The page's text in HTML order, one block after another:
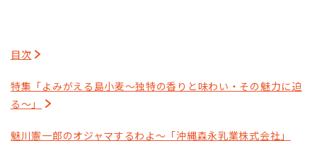
目次
特集「よみがえる島小麦～独特の香りと味わい・その魅力に迫
る～」
魅川憲一郎のオジャマするわよ～「沖縄森永乳業株式会社」